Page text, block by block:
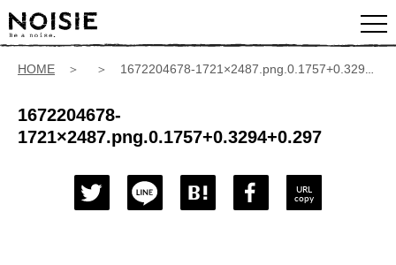
HOME ＞ ＞ 1672204678-1721×2487.png.0.1757+0.3294+0.297
1672204678-
1721×2487.png.0.1757+0.3294+0.297
URL
copy